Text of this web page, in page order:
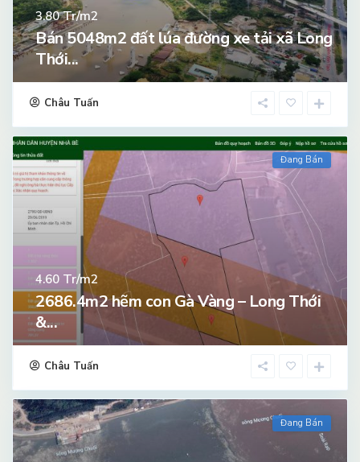
3.80Tr/m2
Bán 5048m2 đất lúa đường xe tải xã Long
Thới...
Châu Tuấn
Đang Bán
4.60 Tr/m2
2686.4m2 hẽm con Gà Vàng – Long Thới
&...
Châu Tuấn
Đang Bán